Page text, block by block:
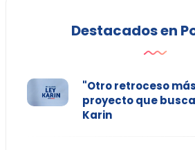
Destacados en
"Otro retroceso
proyecto que
Karin